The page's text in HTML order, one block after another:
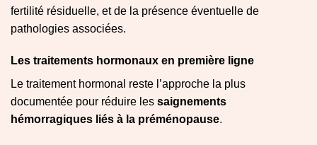
fertilité résiduelle, et de la présence éventuelle de
pathologies associées.
Les traitements hormonaux en première ligne
Le traitement hormonal reste l’approche la plus
documentée pour réduire les saignements
hémorragiques liés à la préménopause.